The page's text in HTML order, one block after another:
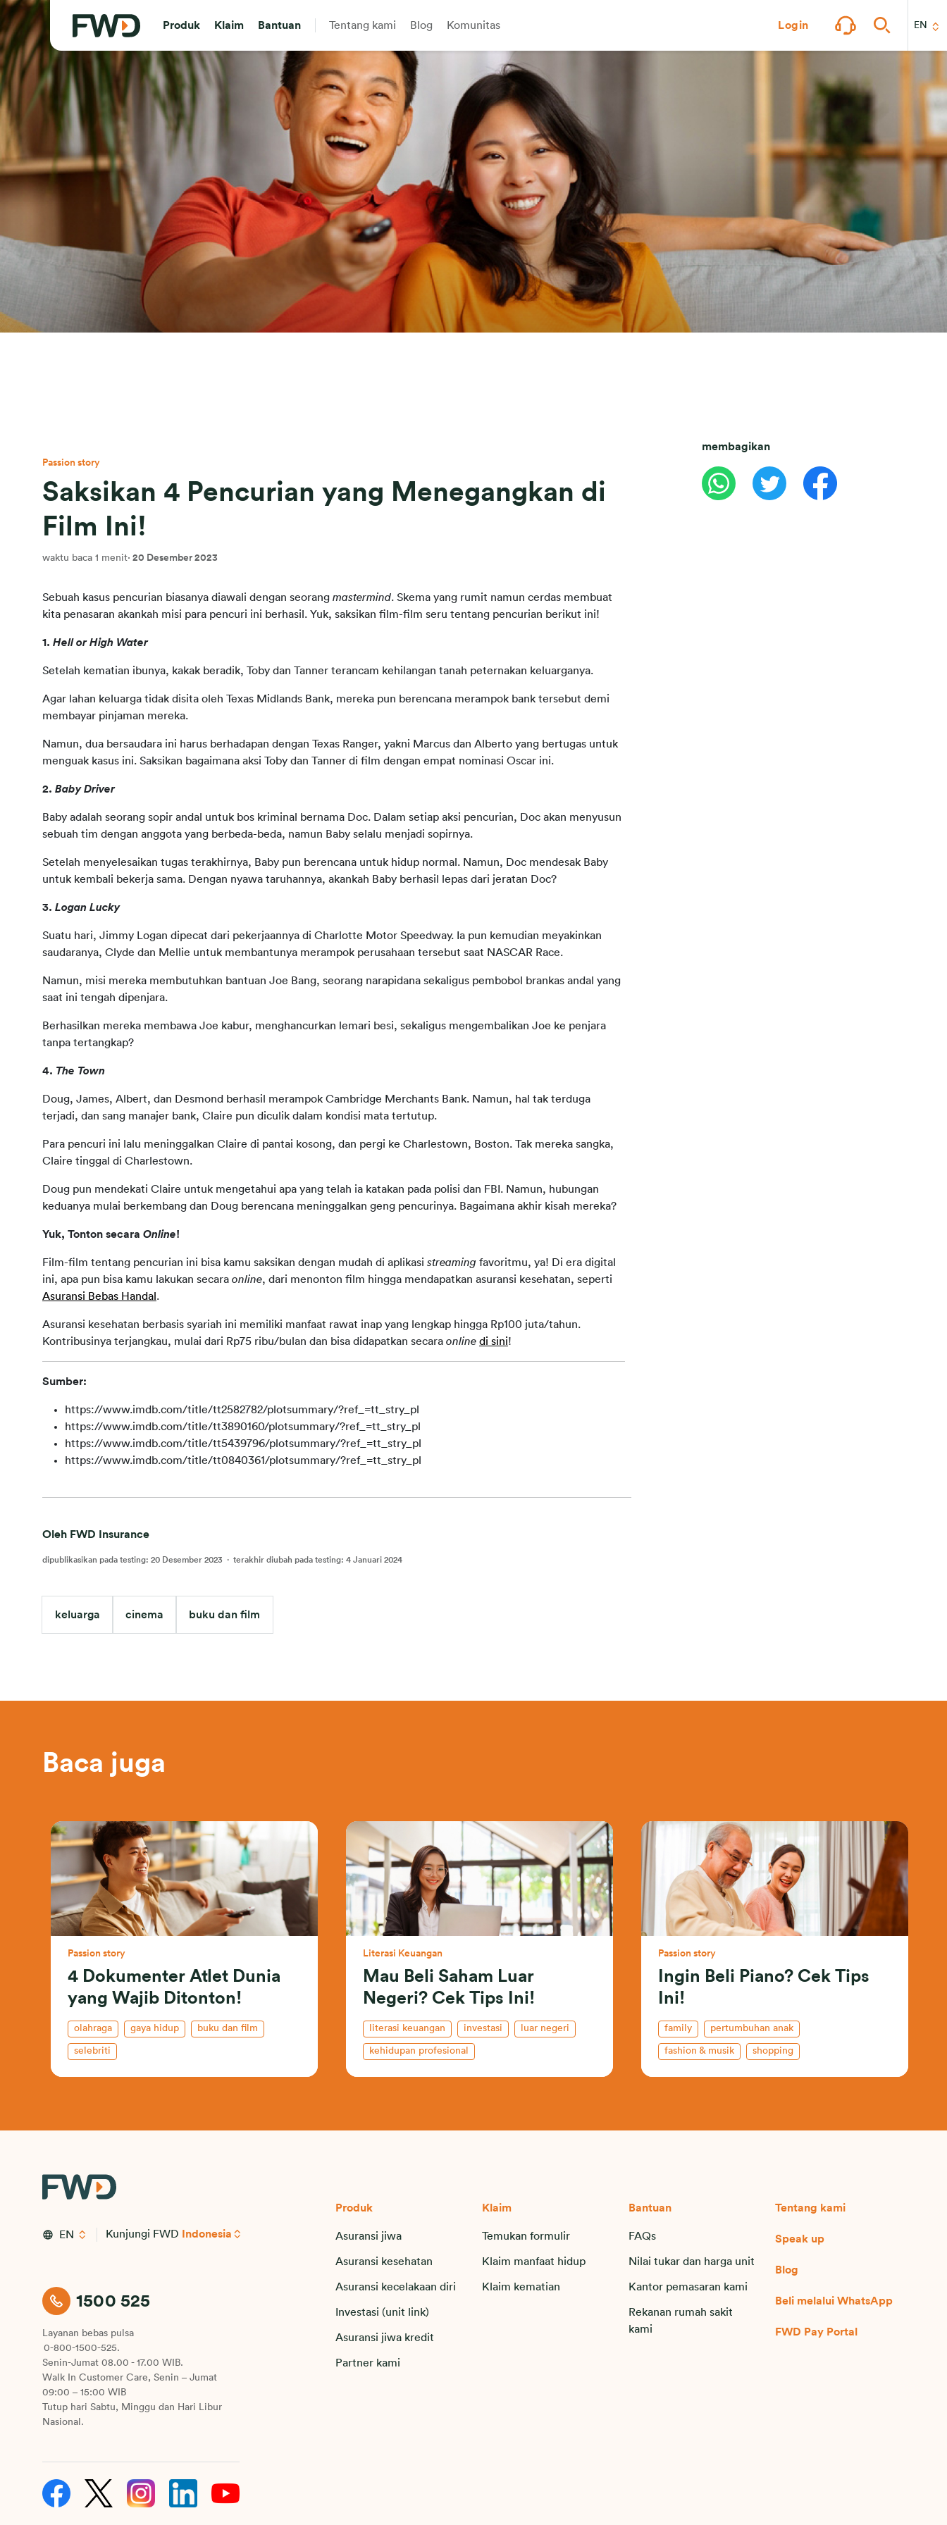
Produk Klaim Bantuan Tentang kami Blog Komunitas Login EN
Passion story
Saksikan 4 Pencurian yang Menegangkan di
Film Ini!
waktu baca 1 menit· 20 Desember 2023
Sebuah kasus pencurian biasanya diawali dengan seorang mastermind. Skema yang rumit namun cerdas membuat
kita penasaran akankah misi para pencuri ini berhasil. Yuk, saksikan film-film seru tentang pencurian berikut ini!
1. Hell or High Water
Setelah kematian ibunya, kakak beradik, Toby dan Tanner terancam kehilangan tanah peternakan keluarganya.
Agar lahan keluarga tidak disita oleh Texas Midlands Bank, mereka pun berencana merampok bank tersebut demi
membayar pinjaman mereka.
Namun, dua bersaudara ini harus berhadapan dengan Texas Ranger, yakni Marcus dan Alberto yang bertugas untuk
menguak kasus ini. Saksikan bagaimana aksi Toby dan Tanner di film dengan empat nominasi Oscar ini.
2. Baby Driver
Baby adalah seorang sopir andal untuk bos kriminal bernama Doc. Dalam setiap aksi pencurian, Doc akan menyusun
sebuah tim dengan anggota yang berbeda-beda, namun Baby selalu menjadi sopirnya.
Setelah menyelesaikan tugas terakhirnya, Baby pun berencana untuk hidup normal. Namun, Doc mendesak Baby
untuk kembali bekerja sama. Dengan nyawa taruhannya, akankah Baby berhasil lepas dari jeratan Doc?
3. Logan Lucky
Suatu hari, Jimmy Logan dipecat dari pekerjaannya di Charlotte Motor Speedway. Ia pun kemudian meyakinkan
saudaranya, Clyde dan Mellie untuk membantunya merampok perusahaan tersebut saat NASCAR Race.
Namun, misi mereka membutuhkan bantuan Joe Bang, seorang narapidana sekaligus pembobol brankas andal yang
saat ini tengah dipenjara.
Berhasilkan mereka membawa Joe kabur, menghancurkan lemari besi, sekaligus mengembalikan Joe ke penjara
tanpa tertangkap?
4. The Town
Doug, James, Albert, dan Desmond berhasil merampok Cambridge Merchants Bank. Namun, hal tak terduga
terjadi, dan sang manajer bank, Claire pun diculik dalam kondisi mata tertutup.
Para pencuri ini lalu meninggalkan Claire di pantai kosong, dan pergi ke Charlestown, Boston. Tak mereka sangka,
Claire tinggal di Charlestown.
Doug pun mendekati Claire untuk mengetahui apa yang telah ia katakan pada polisi dan FBI. Namun, hubungan
keduanya mulai berkembang dan Doug berencana meninggalkan geng pencurinya. Bagaimana akhir kisah mereka?
Yuk, Tonton secara Online!
Film-film tentang pencurian ini bisa kamu saksikan dengan mudah di aplikasi streaming favoritmu, ya! Di era digital
ini, apa pun bisa kamu lakukan secara online
Asuransi Bebas Handal.
Asuransi kesehatan berbasis syariah ini memiliki manfaat rawat inap yang lengkap hingga Rp100 juta/tahun.
Kontribusinya terjangkau, mulai dari Rp75 ribu/bulan dan bisa didapatkan secara online di sini!
Sumber:
https://www.imdb.com/title/tt2582782/plotsummary/?ref_=tt_stry_pl
https://www.imdb.com/title/tt3890160/plotsummary/?ref_=tt_stry_pl
https://www.imdb.com/title/tt5439796/plotsummary/?ref_=tt_stry_pl
https://www.imdb.com/title/tt0840361/plotsummary/?ref_=tt_stry_pl
Oleh FWD Insurance
dipublikasikan pada testing: 20 Desember 2023 · terakhir diubah pada testing: 4 Januari 2024
keluarga cinema buku dan film
membagikan
Baca juga
Passion story
4 Dokumenter Atlet Dunia
yang Wajib Ditonton!
olahraga gaya hidup buku dan film
selebriti
Literasi Keuangan
Mau Beli Saham Luar
Negeri? Cek Tips Ini!
literasi keuangan investasi luar negeri
kehidupan profesional
Passion story
Ingin Beli Piano? Cek Tips
Ini!
family pertumbuhan anak
fashion & musik shopping
EN Kunjungi FWD Indonesia
1500 525
Layanan bebas pulsa
0-800-1500-525.
Senin-Jumat 08.00 - 17.00 WIB.
Walk In Customer Care, Senin – Jumat
09:00 – 15:00 WIB
Tutup hari Sabtu, Minggu dan Hari Libur
Nasional.
Produk
Asuransi jiwa
Asuransi kesehatan
Asuransi kecelakaan diri
Investasi (unit link)
Asuransi jiwa kredit
Partner kami
Klaim
Temukan formulir
Klaim manfaat hidup
Klaim kematian
Bantuan
FAQs
Nilai tukar dan harga unit
Kantor pemasaran kami
Rekanan rumah sakit
kami
Tentang kami
Speak up
Blog
Beli melalui WhatsApp
FWD Pay Portal